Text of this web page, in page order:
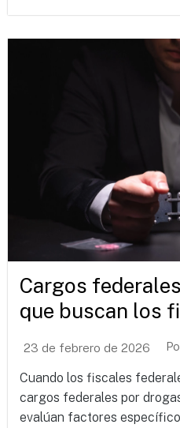
Cargos
que buscan los
23 de febrero de 2026
Cuando los fiscales
cargos federales por
evalúan factores